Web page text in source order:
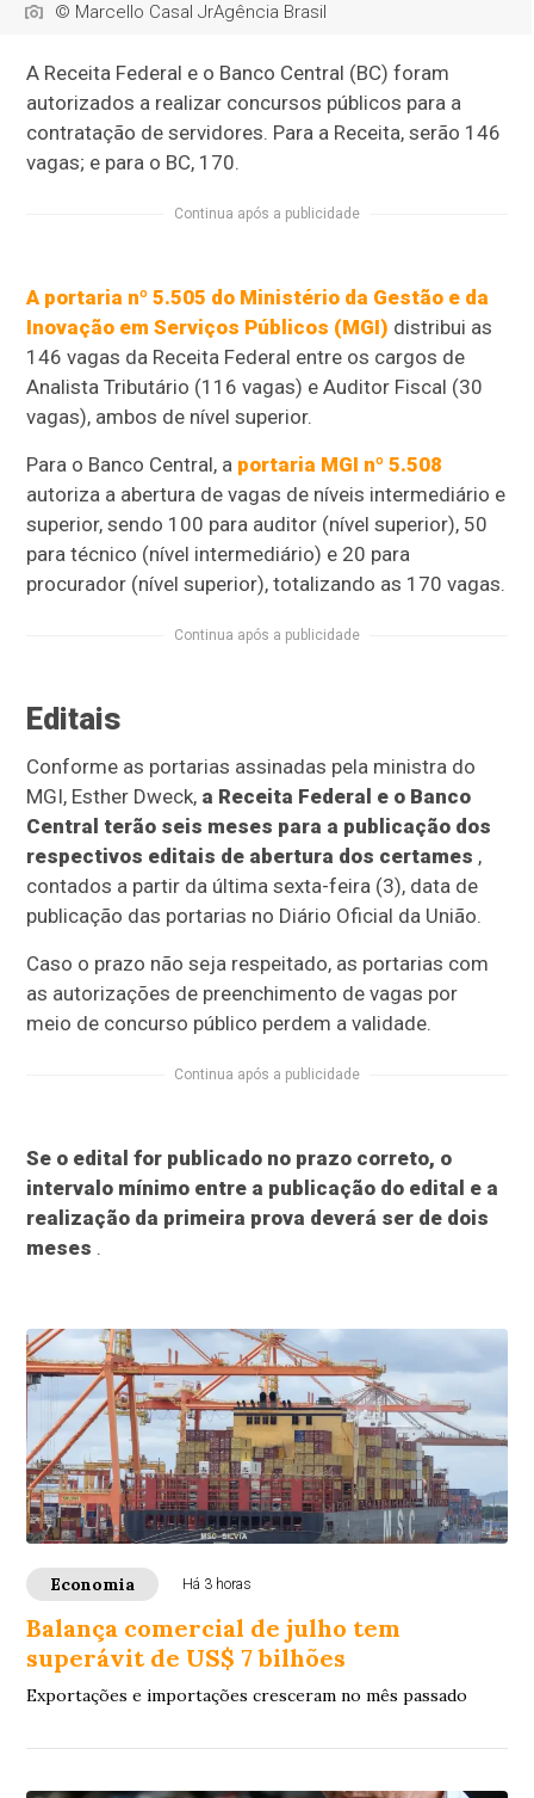
© Marcello Casal JrAgência Brasil
A Receita Federal e o Banco Central (BC) foram
autorizados a realizar concursos públicos para a
contratação de servidores. Para a Receita, serão 146
vagas; e para o BC, 170.
Continua após a publicidade
A portaria nº 5.505 do Ministério da Gestão e da
Inovação em Serviços Públicos (MGI) distribui as
146 vagas da Receita Federal entre os cargos de
Analista Tributário (116 vagas) e Auditor Fiscal (30
vagas), ambos de nível superior.
Para o Banco Central, a portaria MGI nº 5.508
autoriza a abertura de vagas de níveis intermediário e
superior, sendo 100 para auditor (nível superior), 50
para técnico (nível intermediário) e 20 para
procurador (nível superior), totalizando as 170 vagas.
Continua após a publicidade
Editais
Conforme as portarias assinadas pela ministra do
MGI, Esther Dweck, a Receita Federal e o Banco
Central terão seis meses para a publicação dos
respectivos editais de abertura dos certames ,
contados a partir da última sexta-feira (3), data de
publicação das portarias no Diário Oficial da União.
Caso o prazo não seja respeitado, as portarias com
as autorizações de preenchimento de vagas por
meio de concurso público perdem a validade.
Continua após a publicidade
Se o edital for publicado no prazo correto, o
intervalo mínimo entre a publicação do edital e a
realização da primeira prova deverá ser de dois
meses .
Economia Há 3 horas
Balança comercial de julho tem
superávit de US$ 7 bilhões
Exportações e importações cresceram no mês passado